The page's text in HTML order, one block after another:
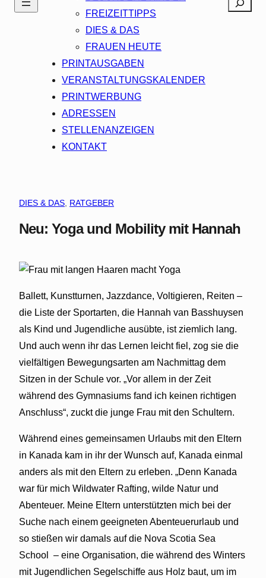
FREIZEITTIPPS
DIES & DAS
FRAUEN HEUTE
PRINTAUSGABEN
VERANSTALTUNGSKALENDER
PRINTWERBUNG
ADRESSEN
STELLENANZEIGEN
KONTAKT
DIES & DAS RATGEBER
Neu: Yoga und Mobility mit Hannah
Ballett, Kunstturnen, Jazzdance, Voltigieren, Reiten –
die Liste der Sportarten, die Hannah van Basshuysen
als Kind und Jugendliche ausübte, ist ziemlich lang.
Und auch wenn ihr das Lernen leicht fiel, zog sie die
vielfältigen Bewegungsarten am Nachmittag dem
Sitzen in der Schule vor. „Vor allem in der Zeit
während des Gymnasiums fand ich keinen richtigen
Anschluss“, zuckt die junge Frau mit den Schultern.
Während eines gemeinsamen Urlaubs mit den Eltern
in Kanada kam in ihr der Wunsch auf, Kanada einmal
anders als mit den Eltern zu erleben. „Denn Kanada
war für mich Wildwater Rafting, wilde Natur und
Abenteuer. Meine Eltern unterstützten mich bei der
Suche nach einem geeigneten Abenteuerurlaub und
so stießen wir damals auf die Nova Scotia Sea
School
– eine Organisation, die während des Winters
mit Jugendlichen Segelschiffe aus Holz baut, um im